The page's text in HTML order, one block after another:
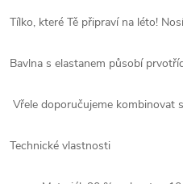
Tílko, které Tě připraví na léto!
Bavlna s elastanem působí
Vřele doporučujeme kombinovat
Technické vlastnosti